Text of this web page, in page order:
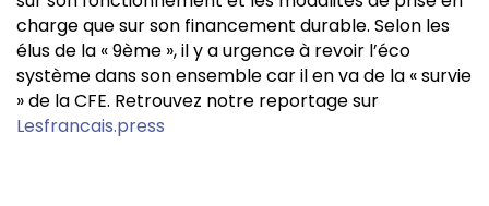
charge que sur son financement durable. Selon les
élus de la « 9ème », il y a urgence à revoir l’éco
système dans son ensemble car il en va de la « survie
» de la CFE. Retrouvez notre reportage sur
Lesfrancais.press